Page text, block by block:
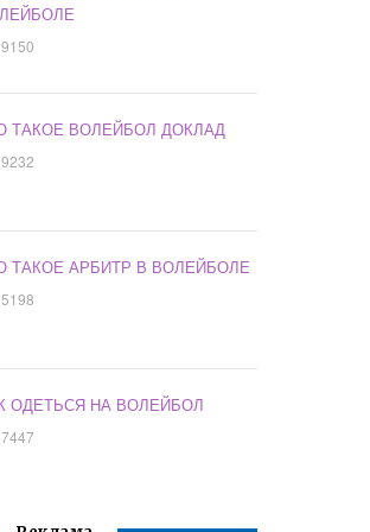
9150
ТАКОЕ ВОЛЕЙБОЛ ДОКЛАД
9232
ТАКОЕ АРБИТР В ВОЛЕЙБОЛЕ
5198
ОДЕТЬСЯ НА ВОЛЕЙБОЛ
7447